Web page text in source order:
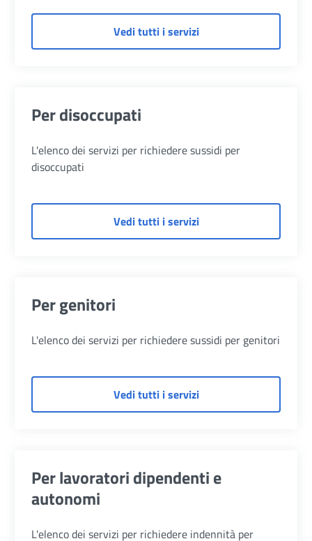
Vedi tutti i servizidi Per disabili/invalidi/
Per disoccupati
L'elenco dei servizi per richiedere sussidi per
disoccupati
Vedi tutti i servizidi Per disoccupati
Per genitori
L'elenco dei servizi per richiedere sussidi per genitori
Vedi tutti i servizidi Per genitori
Per lavoratori dipendenti e
autonomi
L'elenco dei servizi per richiedere indennità per